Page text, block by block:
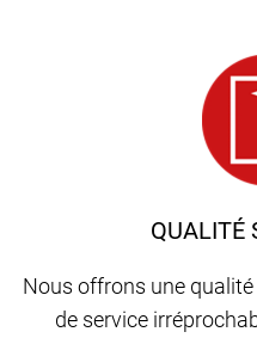
QUALITÉ
Nous offrons une
de service